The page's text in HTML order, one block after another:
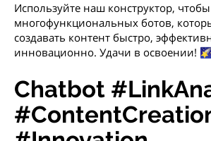
Используйте наш конструктор,
многофункциональных ботов,
создавать контент быстро,
инновационно. Удачи в освоении!
Chatbot